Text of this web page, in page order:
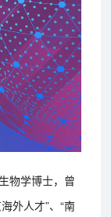
物学博士，曾
外人才”、“南